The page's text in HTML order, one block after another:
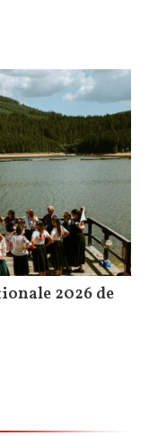
2026 de